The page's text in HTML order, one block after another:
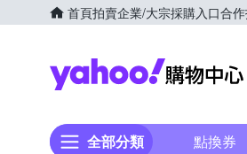
首頁拍賣企業/大宗採購入口合
全部分類 點換券